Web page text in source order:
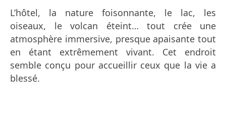
L’hôtel, la nature foisonnante, le lac, les
oiseaux, le volcan éteint… tout crée une
atmosphère immersive, presque apaisante tout
en étant extrêmement vivant. Cet endroit
semble conçu pour accueillir ceux que la vie a
blessé.